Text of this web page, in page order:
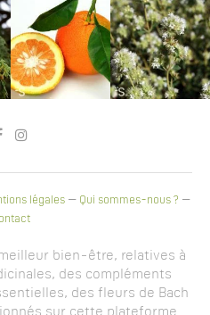
légales – Qui sommes-nous ? –
bien-être, relatives à
des compléments
des fleurs de Bach